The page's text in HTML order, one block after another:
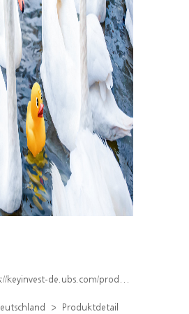
de.ubs.com/produkt/detail/index/isin/DE000WA4ZAU8
Produktdetail